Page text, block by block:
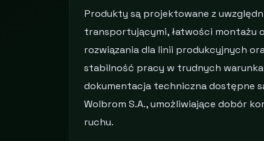
Produkty są projektowane z
transportującymi, łatwości montażu
rozwiązania dla linii produkcyjnych
stabilność pracy w trudnych
dokumentacja techniczna dostępne
Wolbrom S.A., umożliwiające dobór
ruchu.